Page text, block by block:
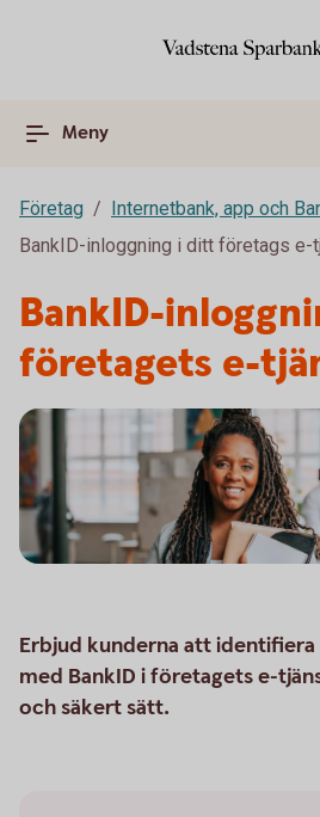
Meny
Företag
Internetbank, app och
BankID-inloggning i ditt företags e-
BankID-
företagets e-
Erbjud kunderna att identifiera
med BankID i företagets e-
och säkert sätt.